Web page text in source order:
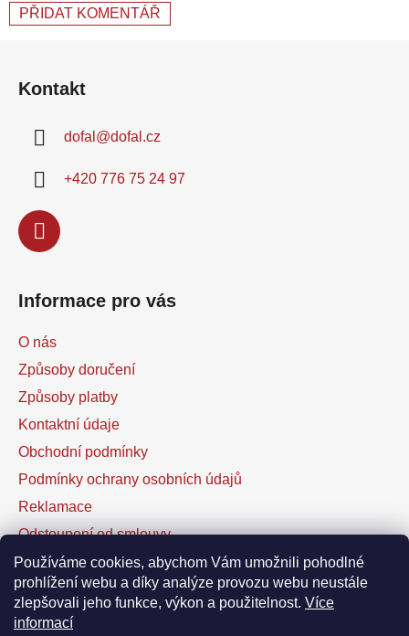
Používáme cookies, abychom Vám umožnili pohodlné
prohlížení webu a díky analýze provozu webu neustále
zlepšovali jeho funkce, výkon a použitelnost. Více
informací
PŘIDAT KOMENTÁŘ
Kontakt
dofal @dofal.cz
+420 776 75 24 97
Informace pro vás
O nás
Způsoby doručení
Způsoby platby
Kontaktní údaje
Obchodní podmínky
Podmínky ochrany osobních údajů
Reklamace
Odstoupení od smlouvy
Kontaktní formulář
Facebook